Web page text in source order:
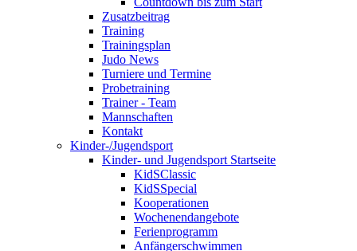
Zusatzbeitrag
Training
Trainingsplan
Judo News
Turniere und Termine
Probetraining
Trainer - Team
Mannschaften
Kontakt
Kinder-/Jugendsport
Kinder- und Jugendsport Startseite
KidSClassic
KidSSpecial
Kooperationen
Wochenendangebote
Ferienprogramm
Anfängerschwimmen